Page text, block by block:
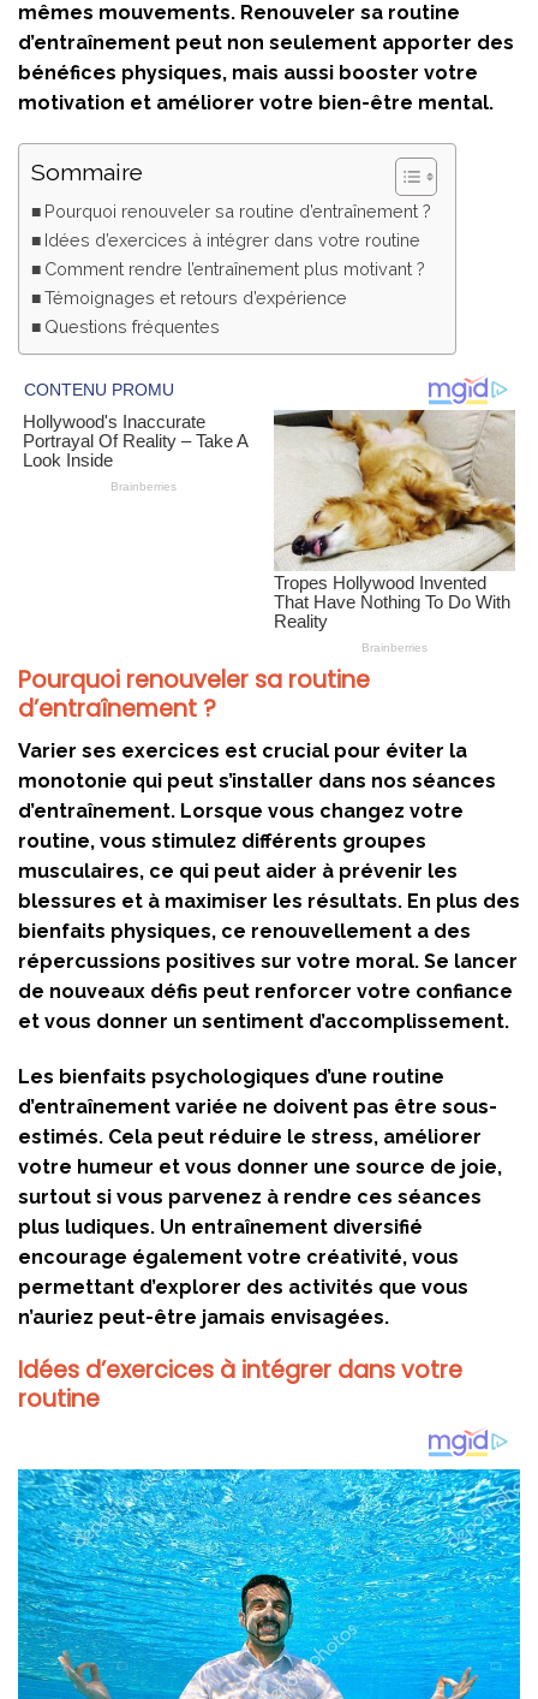
mêmes mouvements. Renouveler sa routine
d’entraînement peut non seulement apporter des
bénéfices physiques, mais aussi booster votre
motivation et améliorer votre bien-être mental.
Sommaire
Pourquoi renouveler sa routine d’entraînement ?
Idées d’exercices à intégrer dans votre routine
Comment rendre l’entraînement plus motivant ?
Témoignages et retours d’expérience
Questions fréquentes
Pourquoi renouveler sa routine
d’entraînement ?
Varier ses exercices est crucial pour éviter la
monotonie qui peut s’installer dans nos séances
d’entraînement. Lorsque vous changez votre
routine, vous stimulez différents groupes
musculaires, ce qui peut aider à prévenir les
blessures et à maximiser les résultats. En plus des
bienfaits physiques, ce renouvellement a des
répercussions positives sur votre moral. Se lancer
de nouveaux défis peut renforcer votre confiance
et vous donner un sentiment d’accomplissement.
Les bienfaits psychologiques d’une routine
d’entraînement variée ne doivent pas être sous-
estimés. Cela peut réduire le stress, améliorer
votre humeur et vous donner une source de joie,
surtout si vous parvenez à rendre ces séances
plus ludiques. Un entraînement diversifié
encourage également votre créativité, vous
permettant d’explorer des activités que vous
n’auriez peut-être jamais envisagées.
Idées d’exercices à intégrer dans votre
routine